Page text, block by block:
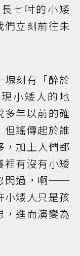
七吋的小矮
們立刻前往朱
塊刻有「醉於
小矮人的地
多年以前的確
但謠傳起於誰
，加上人們都
裡有沒有小矮
閃過，啊──
小矮人只是孩
，進而演變為